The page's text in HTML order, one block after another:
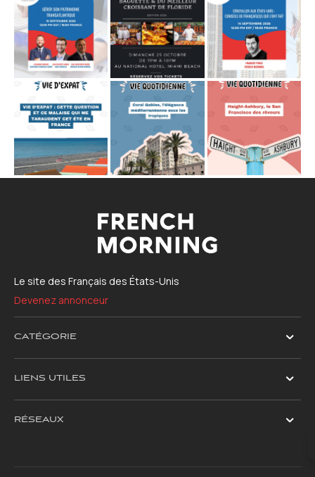
Le site des Français des États-Unis
Devenez annonceur
CATÉGORIE
LIENS UTILES
RÉSEAUX